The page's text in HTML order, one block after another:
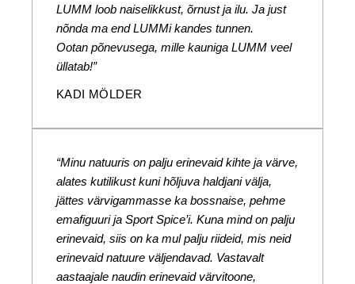
LUMM loob naiselikkust, õrnust ja ilu. Ja just
nõnda ma end LUMMi kandes tunnen.
Ootan põnevusega, mille kauniga LUMM veel
üllatab!”
KADI MÖLDER
“Minu natuuris on palju erinevaid kihte ja värve,
alates kutilikust kuni hõljuva haldjani välja,
jättes värvigammasse ka bossnaise, pehme
emafiguuri ja Sport Spice’i. Kuna mind on palju
erinevaid, siis on ka mul palju riideid, mis neid
erinevaid natuure väljendavad. Vastavalt
aastaajale naudin erinevaid värvitoone,